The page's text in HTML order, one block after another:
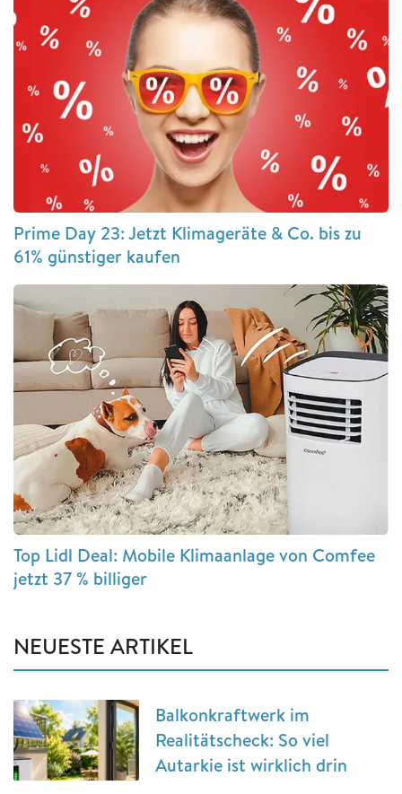
Prime Day 23: Jetzt Klimageräte & Co. bis zu
61% günstiger kaufen
Top Lidl Deal: Mobile Klimaanlage von Comfee
jetzt 37 % billiger
NEUESTE ARTIKEL
Balkonkraftwerk im
Realitätscheck: So viel
Autarkie ist wirklich drin